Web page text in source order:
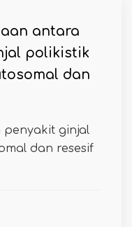
antara
polikistik
dan
penyakit ginjal
dan resesif